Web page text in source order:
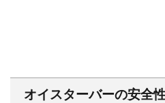
オイスターバーの安全